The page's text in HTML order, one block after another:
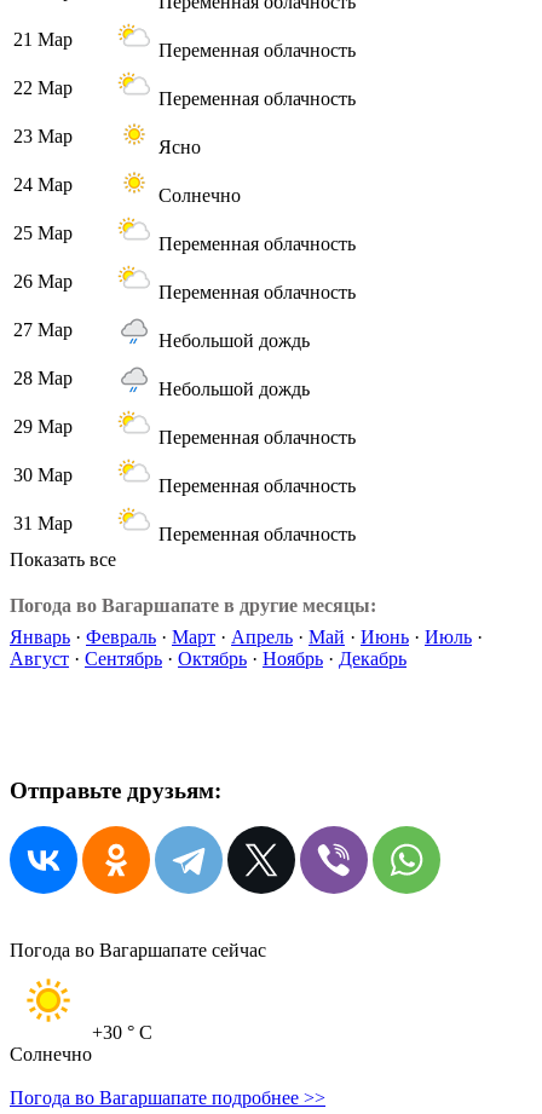
21 Мар
Переменная облачность
22 Мар
Переменная облачность
23 Мар
Ясно
24 Мар
Солнечно
25 Мар
Переменная облачность
26 Мар
Переменная облачность
27 Мар
Небольшой дождь
28 Мар
Небольшой дождь
29 Мар
Переменная облачность
30 Мар
Переменная облачность
31 Мар
Переменная облачность
Показать все
Погода во Вагаршапате в другие месяцы:
Январь · Февраль · Март · Апрель · Май · Июнь · Июль ·
Август · Сентябрь · Октябрь · Ноябрь · Декабрь
Отправьте друзьям:
Погода во Вагаршапате сейчас
+30 ° C
Солнечно
Погода во Вагаршапате подробнее >>